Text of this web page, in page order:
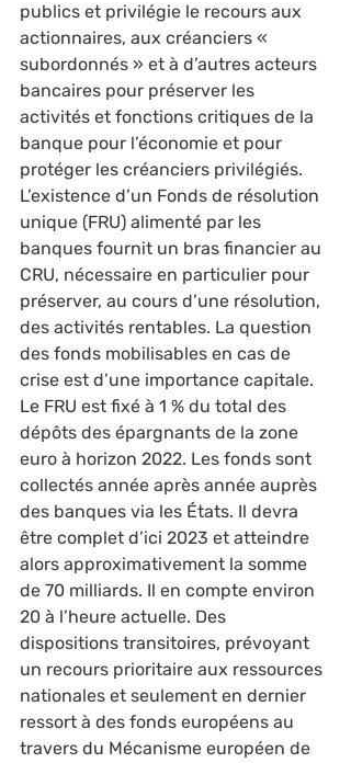
publics et privilégie le recours aux
actionnaires, aux créanciers «
subordonnés » et à d’autres acteurs
bancaires pour préserver les
activités et fonctions critiques de la
banque pour l’économie et pour
protéger les créanciers privilégiés.
L’existence d’un Fonds de résolution
unique (FRU) alimenté par les
banques fournit un bras financier au
CRU, nécessaire en particulier pour
préserver, au cours d’une résolution,
des activités rentables. La question
des fonds mobilisables en cas de
crise est d’une importance capitale.
Le FRU est fixé à 1 % du total des
dépôts des épargnants de la zone
euro à horizon 2022. Les fonds sont
collectés année après année auprès
des banques via les États. Il devra
être complet d’ici 2023 et atteindre
alors approximativement la somme
de 70 milliards. Il en compte environ
20 à l’heure actuelle. Des
dispositions transitoires, prévoyant
un recours prioritaire aux ressources
nationales et seulement en dernier
ressort à des fonds européens au
travers du Mécanisme européen de